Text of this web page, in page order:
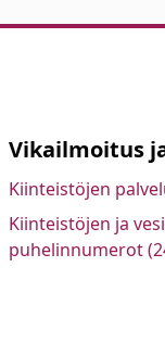
Vikailmoitus
Kiinteistöjen
Kiinteistöjen ja
puhelinnumerot